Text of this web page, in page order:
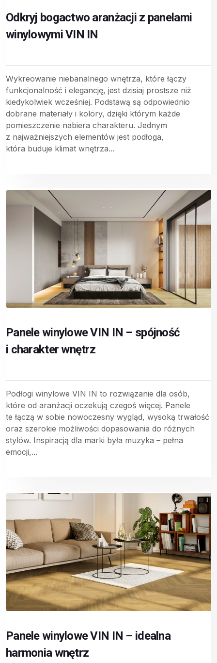
Odkryj bogactwo aranżacji z panelami
winylowymi VIN IN
Wykreowanie niebanalnego wnętrza, które łączy
funkcjonalność i elegancję, jest dzisiaj prostsze niż
kiedykolwiek wcześniej. Podstawą są odpowiednio
dobrane materiały i kolory, dzięki którym każde
pomieszczenie nabiera charakteru. Jednym
z najważniejszych elementów jest podłoga,
która buduje klimat wnętrza...
Panele winylowe VIN IN – spójność
i charakter wnętrz
Podłogi winylowe VIN IN to rozwiązanie dla osób,
które od aranżacji oczekują czegoś więcej. Panele
te łączą w sobie nowoczesny wygląd, wysoką trwałość
oraz szerokie możliwości dopasowania do różnych
stylów. Inspiracją dla marki była muzyka – pełna
emocji,...
Panele winylowe VIN IN – idealna
harmonia wnętrz